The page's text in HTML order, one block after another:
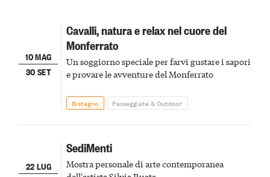
10 MAG
30 SET
Cavalli, natura e relax nel cuore del
Monferrato
Un soggiorno speciale per farvi gustare i sapori
e provare le avventure del Monferrato
Bistagno Passeggiate & Outdoor
22 LUG
SediMenti
Mostra personale di arte contemporanea